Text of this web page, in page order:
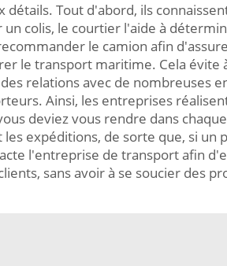
Tout d'abord, ils
colis, le courtier l'aide à
le camion afin
le transport maritime. Cela
relations avec de nombreuses
Ainsi, les entreprises
deviez vous rendre dans
expéditions, de sorte que, si
l'entreprise de transport afin
sans avoir à se soucier des